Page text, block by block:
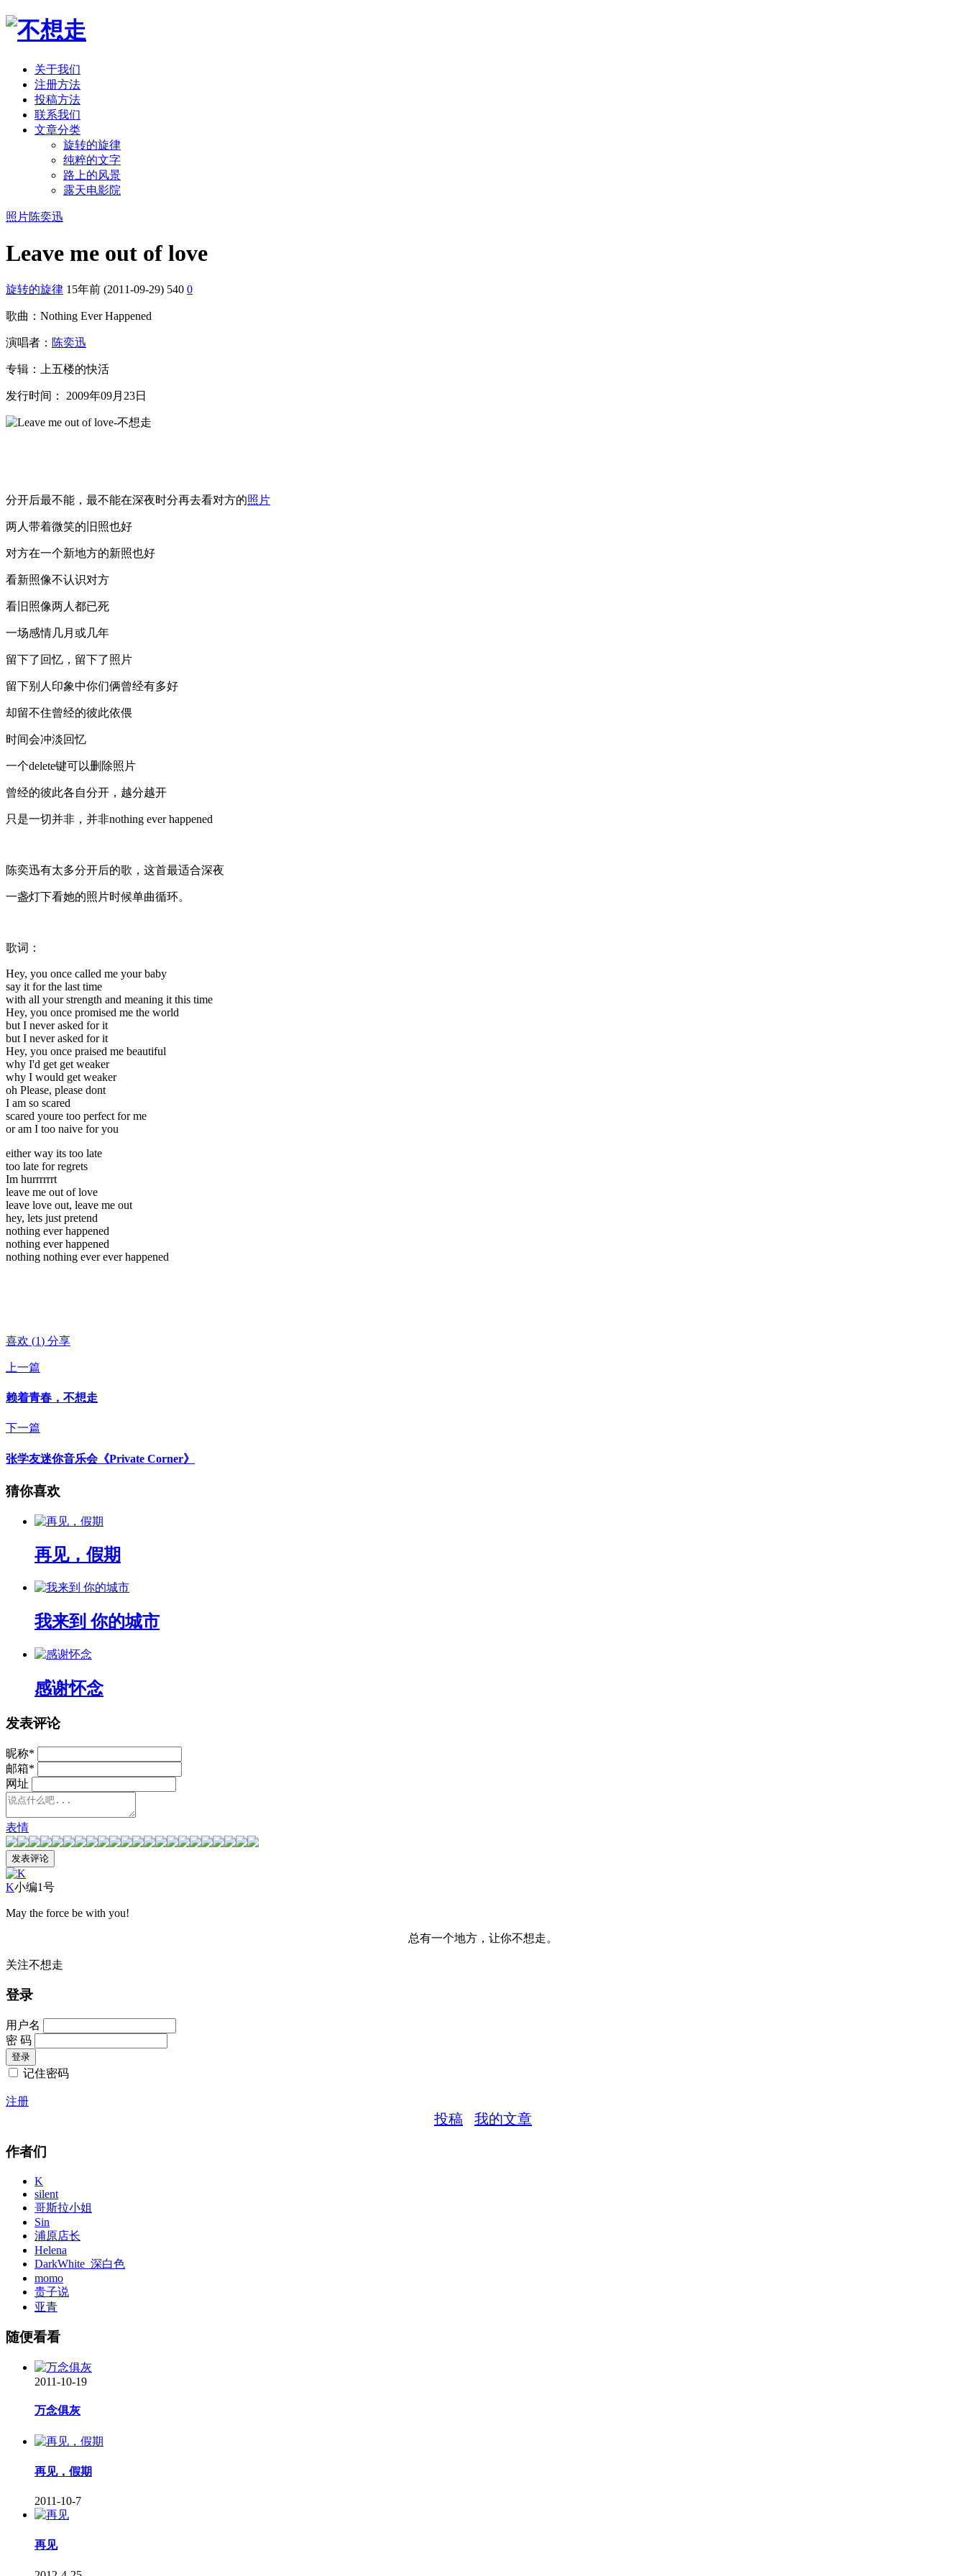
关于我们
注册方法
投稿方法
联系我们
文章分类
旋转的旋律
纯粹的文字
路上的风景
露天电影院
照片陈奕迅
Leave me out of love
旋转的旋律 15年前 (2011-09-29) 540 0
歌曲：Nothing Ever Happened
演唱者： 陈奕迅
专辑：上五楼的快活
发行时间： 2009年09月23日
分开后最不能，最不能在深夜时分再去看对方的照片
两人带着微笑的旧照也好
对方在一个新地方的新照也好
看新照像不认识对方
看旧照像两人都已死
一场感情几月或几年
留下了回忆，留下了照片
留下别人印象中你们俩曾经有多好
却留不住曾经的彼此依偎
时间会冲淡回忆
一个delete键可以删除照片
曾经的彼此各自分开，越分越开
只是一切并非，并非nothing ever happened
陈奕迅有太多分开后的歌，这首最适合深夜
一盏灯下看她的照片时候单曲循环。
歌词：
Hey, you once called me your baby
say it for the last time
with all your strength and meaning it this time
Hey, you once promised me the world
but I never asked for it
but I never asked for it
Hey, you once praised me beautiful
why I'd get get weaker
why I would get weaker
oh Please, please dont
I am so scared
scared youre too perfect for me
or am I too naive for you
either way its too late
too late for regrets
Im hurrrrrrt
leave me out of love
leave love out, leave me out
hey, lets just pretend
nothing ever happened
nothing ever happened
nothing nothing ever ever happened
喜欢 (1) 分享
上一篇
赖着青春，不想走
下一篇
张学友迷你音乐会《Private Corner》
猜你喜欢
再见，假期
我来到 你的城市
感谢怀念
发表评论
昵称*
邮箱*
网址
表情
K小编1号
May the force be with you!
总有一个地方，让你不想走。
关注不想走
登录
用户名
密 码
记住密码
注册
投稿 我的文章
作者们
K
silent
哥斯拉小姐
Sin
浦原店长
Helena
DarkWhite_深白色
momo
贵子说
亚青
随便看看
2011-10-19
万念俱灰
再见，假期
2011-10-7
再见